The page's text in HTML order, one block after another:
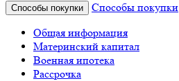
Способы покупки
Способы покупки
Общая информация
Материнский капитал
Военная ипотека
Рассрочка